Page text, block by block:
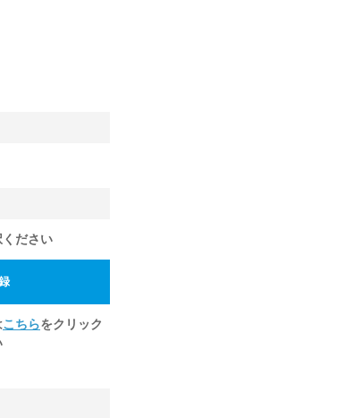
ださい
こちらをクリック